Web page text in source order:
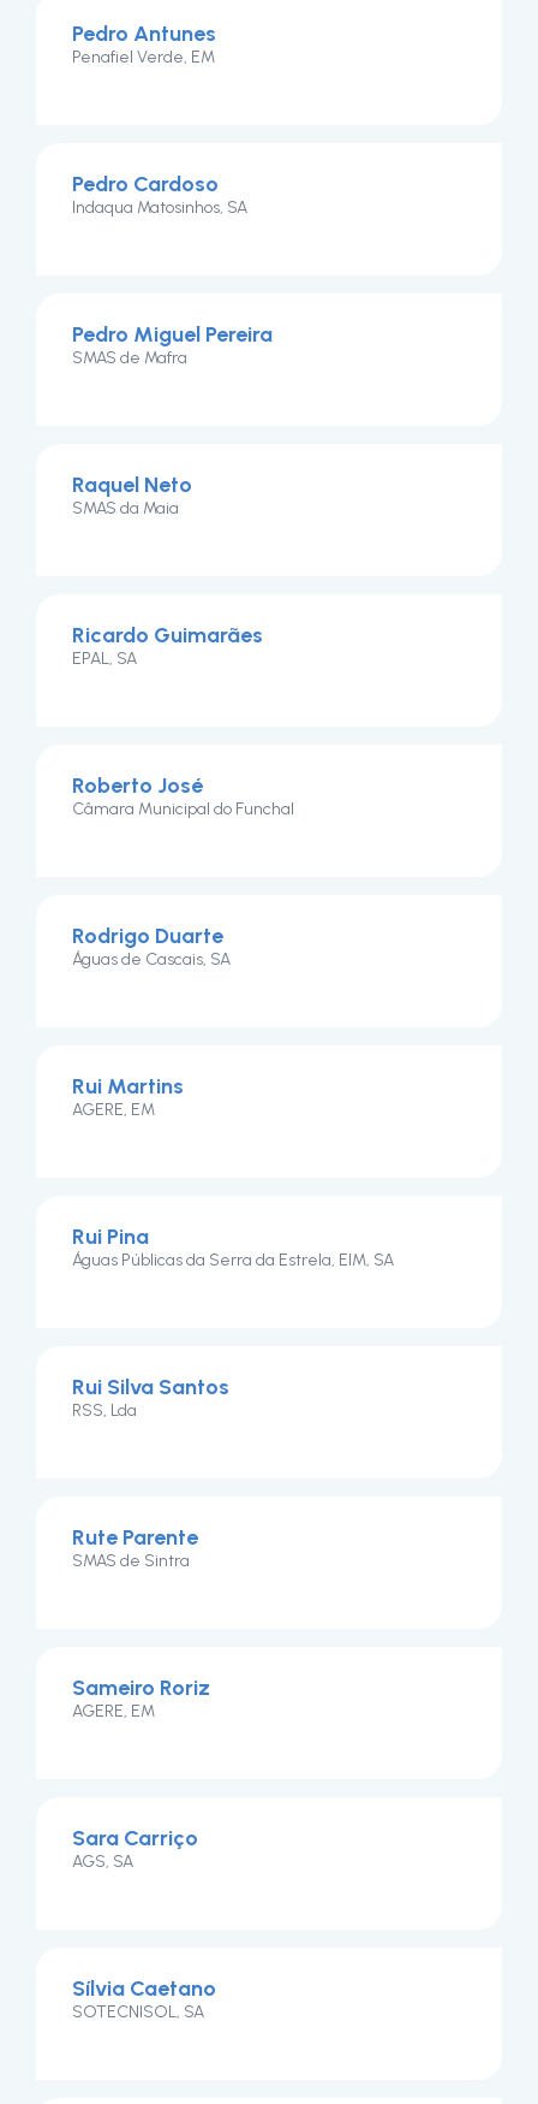
Pedro Antunes
Penafiel Verde, EM
Pedro Cardoso
Indaqua Matosinhos, SA
Pedro Miguel Pereira
SMAS de Mafra
Raquel Neto
SMAS da Maia
Ricardo Guimarães
EPAL, SA
Roberto José
Câmara Municipal do Funchal
Rodrigo Duarte
Águas de Cascais, SA
Rui Martins
AGERE, EM
Rui Pina
Águas Públicas da Serra da Estrela, EIM, SA
Rui Silva Santos
RSS, Lda
Rute Parente
SMAS de Sintra
Sameiro Roriz
AGERE, EM
Sara Carriço
AGS, SA
Sílvia Caetano
SOTECNISOL, SA